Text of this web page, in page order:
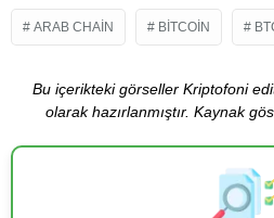
ARAB CHAIN BITCOIN
Bu içerikteki görseller Kriptofoni
olarak hazırlanmıştır. Kaynak